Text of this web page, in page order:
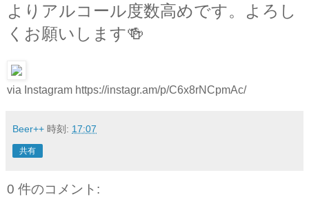
よりアルコール度数高めです。よろし
くお願いします🍻
via Instagram https://instagr.am/p/C6x8rNCpmAc/
Beer++ 時刻: 17:07
共有
0 件のコメント: